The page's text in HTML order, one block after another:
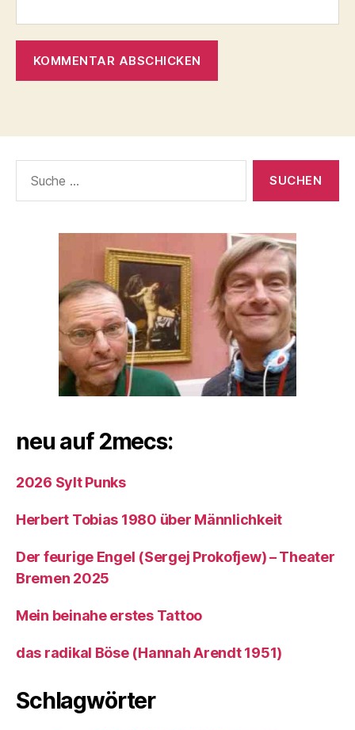
nach:
neu auf 2mecs:
2026 Sylt Punks
Herbert Tobias 1980 über Männlichkeit
Der feurige Engel (Sergej Prokofjew) – Theater
Bremen 2025
Mein beinahe erstes Tattoo
das radikal Böse (Hannah Arendt 1951)
Schlagwörter